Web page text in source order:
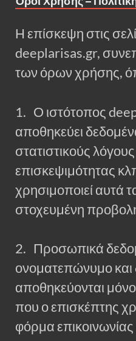
Η επίσκεψη στις
deeplarisas.gr,
των όρων χρήσης,
1. Ο ιστότοπος
αποθηκεύει
στατιστικούς
επισκεψιμότητας
χρησιμοποιεί αυτά
στοχευμένη
2. Προσωπικά
ονοματεπώνυμο και
αποθηκεύονται
που ο επισκέπτης
φόρμα